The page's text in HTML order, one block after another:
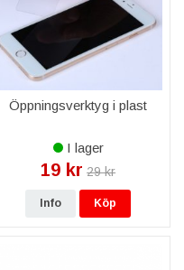
Öppningsverktyg i plast
I lager
19 kr 29 kr
Info Köp